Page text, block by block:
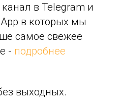
в Telegram и
в которых мы
самое свежее
- подробнее
выходных.